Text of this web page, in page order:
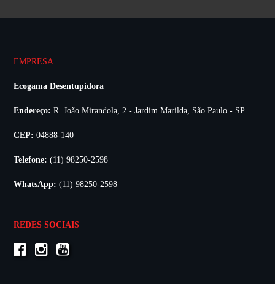
EMPRESA
Ecogama Desentupidora
Endereço: R. João Mirandola, 2 - Jardim Marilda, São Paulo - SP
CEP: 04888-140
Telefone: (11) 98250-2598
WhatsApp: (11) 98250-2598
REDES SOCIAIS